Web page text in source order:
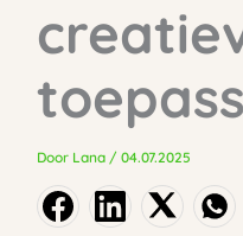
Door Lana / 04.07.2025